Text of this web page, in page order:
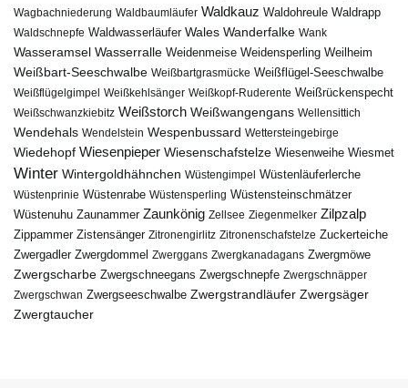
Wagbachniederung Waldbaumläufer Waldkauz Waldohreule Waldrapp
Waldschnepfe Waldwasserläufer Wales Wanderfalke Wank
Wasseramsel Wasserralle Weidenmeise Weidensperling Weilheim
Weißbart-Seeschwalbe Weißbartgrasmücke Weißflügel-Seeschwalbe
Weißflügelgimpel Weißkehlsänger Weißkopf-Ruderente Weißrückenspecht
Weißschwanzkiebitz Weißstorch Weißwangengans Wellensittich
Wendehals Wendelstein Wespenbussard Wettersteingebirge
Wiedehopf Wiesenpieper Wiesenschafstelze Wiesenweihe Wiesmet
Winter Wintergoldhähnchen Wüstengimpel Wüstenläuferlerche
Wüstenprinie Wüstenrabe Wüstensperling Wüstensteinschmätzer
Wüstenuhu Zaunammer Zaunkönig Zellsee Ziegenmelker Zilpzalp
Zippammer Zistensänger Zitronengirlitz Zitronenschafstelze Zuckerteiche
Zwergadler Zwergdommel Zwerggans Zwergkanadagans Zwergmöwe
Zwergscharbe Zwergschneegans Zwergschnepfe Zwergschnäpper
Zwergschwan Zwergseeschwalbe Zwergstrandläufer Zwergsäger
Zwergtaucher